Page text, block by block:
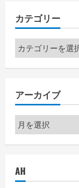
カテゴリー
カ
テ
ー
アーカイブ
ア
ー
ブ
AH